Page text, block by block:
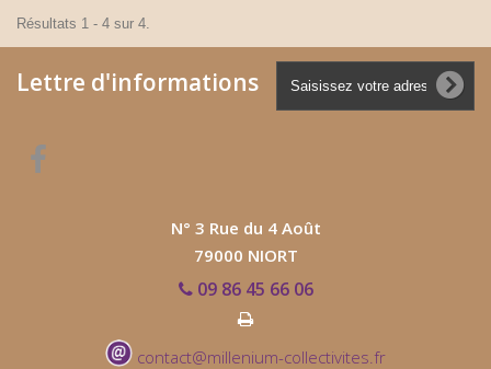
Résultats 1 - 4 sur 4.
Lettre d'informations
N° 3 Rue du 4 Août
79000 NIORT
09 86 45 66 06
contact@millenium-collectivites.fr